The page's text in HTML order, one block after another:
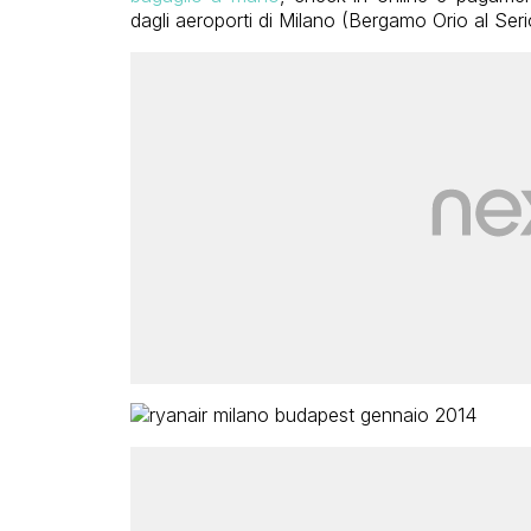
dagli aeroporti di Milano (Bergamo Orio al